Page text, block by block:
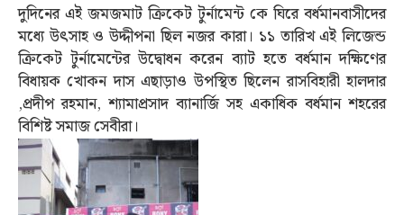
দুদিনের এই জমজমাট ক্রিকেট টুর্নামেন্ট কে ঘিরে বর্ধমানবাসীদের
মধ্যে উৎসাহ ও উদ্দীপনা ছিল নজর কারা। ১১ তারিখ এই লিজেন্ড
ক্রিকেট টুর্নামেন্টের উদ্বোধন করেন ব্যাট হতে বর্ধমান দক্ষিণের
বিধায়ক খোকন দাস এছাড়াও উপস্থিত ছিলেন রাসবিহারী হালদার
,প্রদীপ রহমান, শ্যামাপ্রসাদ ব্যানার্জি সহ একাধিক বর্ধমান শহরের
বিশিষ্ট সমাজ সেবীরা।